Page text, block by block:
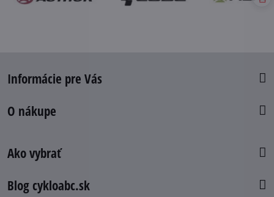
Informácie pre Vás
O nákupe
Ako vybrať
Blog cykloabc.sk